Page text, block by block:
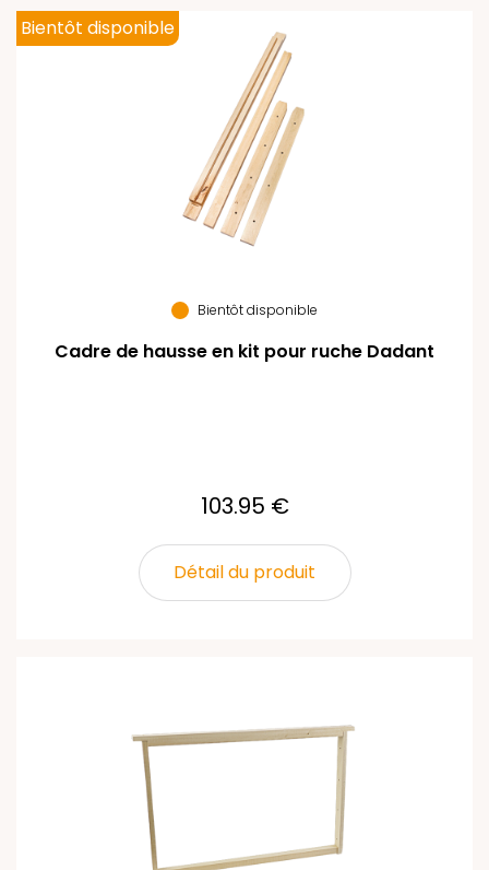
Bientôt disponible
Cadre de hausse en kit pour ruche Dadant
103.95 €
Détail du produit
Bientôt disponible